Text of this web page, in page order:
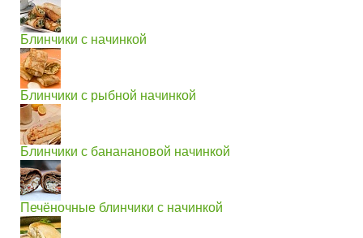
Блинчики с начинкой
Блинчики с рыбной начинкой
Блинчики с бананановой начинкой
Печёночные блинчики с начинкой